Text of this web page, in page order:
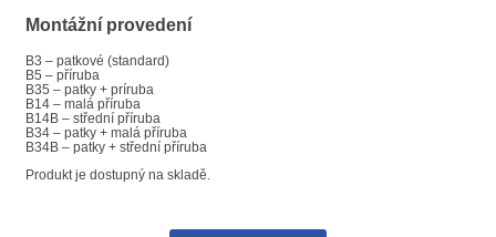
Montážní provedení
B3 – patkové (standard)
B5 – příruba
B35 – patky + príruba
B14 – malá příruba
B14B – střední příruba
B34 – patky + malá příruba
B34B – patky + střední příruba
Produkt je dostupný na skladě.